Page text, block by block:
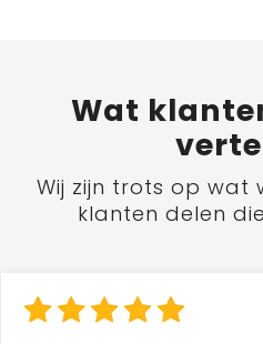
Wat
Wij zijn trots op wat
klanten delen